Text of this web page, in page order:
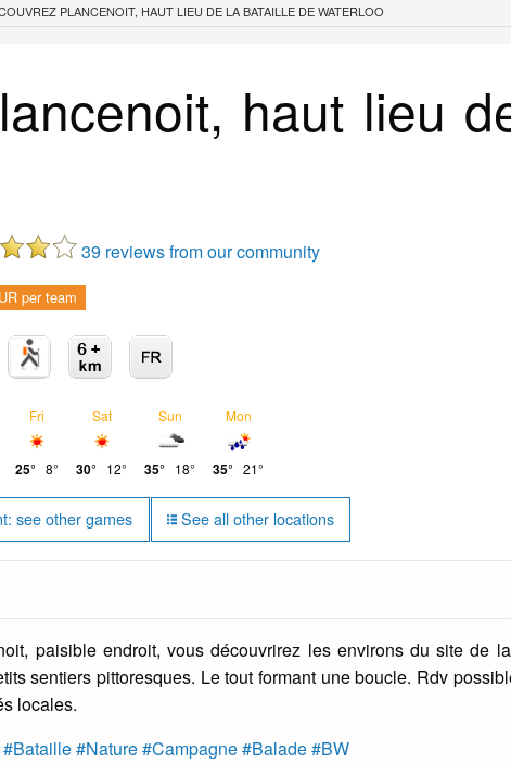
PLANCENOIT, HAUT LIEU DE LA BATAILLE DE WATERLOO
haut lieu
39 reviews from our community
per team
Fri
25° 8°
Sat
30° 12°
Sun
35° 18°
Mon
35° 21°
see other games See all other locations
paisible endroit, vous découvrirez les environs du site de
sentiers pittoresques. Le tout formant une boucle. Rdv
locales.
#Bataille#Nature#Campagne#Balade#BW